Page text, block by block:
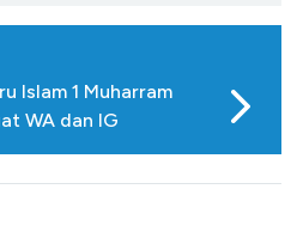
Islam 1 Muharram
WA dan IG